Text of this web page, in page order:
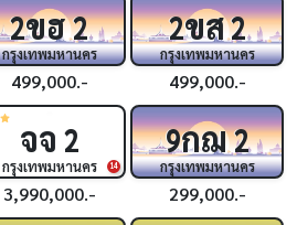
2ขฮ2
กรุงเทพมหานคร
499,000.-
2ขส2
กรุงเทพมหานคร
499,000.-
14
จจ 2
กรุงเทพมหานคร
3,990,000.-
9กฌ2
กรุงเทพมหานคร
299,000.-